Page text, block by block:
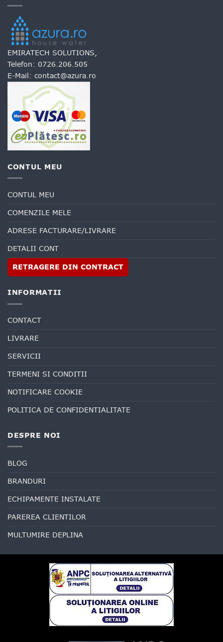
EMIRATECH SOLUTIONS,
Telefon: 0726.206.505
E-Mail: contact@azura.ro
CONTUL MEU
CONTUL MEU
COMENZILE MELE
ADRESE FACTURARE/LIVRARE
DETALII CONT
RETRAGERE DIN CONTRACT
INFORMATII
CONTACT
LIVRARE
SERVICII
TERMENI SI CONDITII
NOTIFICARE COOKIE
POLITICA DE CONFIDENTIALITATE
DESPRE NOI
BLOG
BRANDURI
ECHIPAMENTE INSTALATE
PAREREA CLIENTILOR
MULTUMIRE DEPLINA